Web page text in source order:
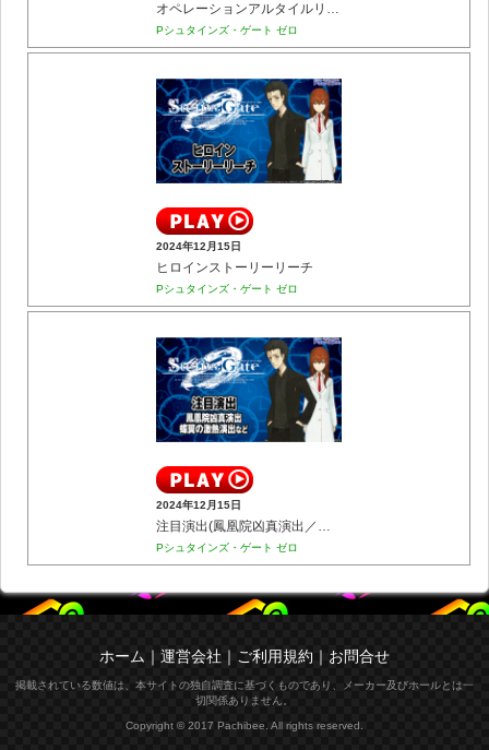
オペレーションアルタイルリーチ
Pシュタインズ・ゲート ゼロ
2024年12月15日
ヒロインストーリーリーチ
Pシュタインズ・ゲート ゼロ
2024年12月15日
注目演出(鳳凰院凶真演出／蝶翼の激熱演出など)
Pシュタインズ・ゲート ゼロ
ホーム ｜ 運営会社 ｜ ご利用規約 ｜ お問合せ
掲載されている数値は、本サイトの独自調査に基づくものであり、メーカー及びホールとは一
切関係ありません。
Copyright © 2017 Pachibee. All rights reserved.